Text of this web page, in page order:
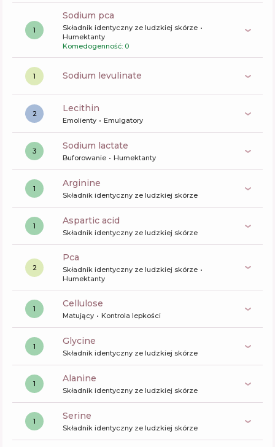
1
sodium pca
Składnik identyczny ze ludzkiej skórze
Humektanty
Komedogenność: 0
1 sodium levulinate
2 lecithin
Emolienty Emulgatory
3 sodium lactate
Buforowanie Humektanty
1 arginine
Składnik identyczny ze ludzkiej skórze
1 aspartic acid
Składnik identyczny ze ludzkiej skórze
2
pca
Składnik identyczny ze ludzkiej skórze
Humektanty
1 cellulose
Matujący Kontrola lepkości
1 glycine
Składnik identyczny ze ludzkiej skórze
1 alanine
Składnik identyczny ze ludzkiej skórze
1 serine
Składnik identyczny ze ludzkiej skórze